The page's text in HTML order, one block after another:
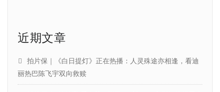
近期文章
拍片保｜《白日提灯》正在热播：人灵殊途亦相逢，看迪
丽热巴陈飞宇双向救赎